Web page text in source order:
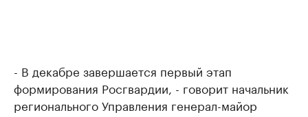
- В декабре завершается первый этап
формирования Росгвардии, - говорит начальник
регионального Управления генерал-майор